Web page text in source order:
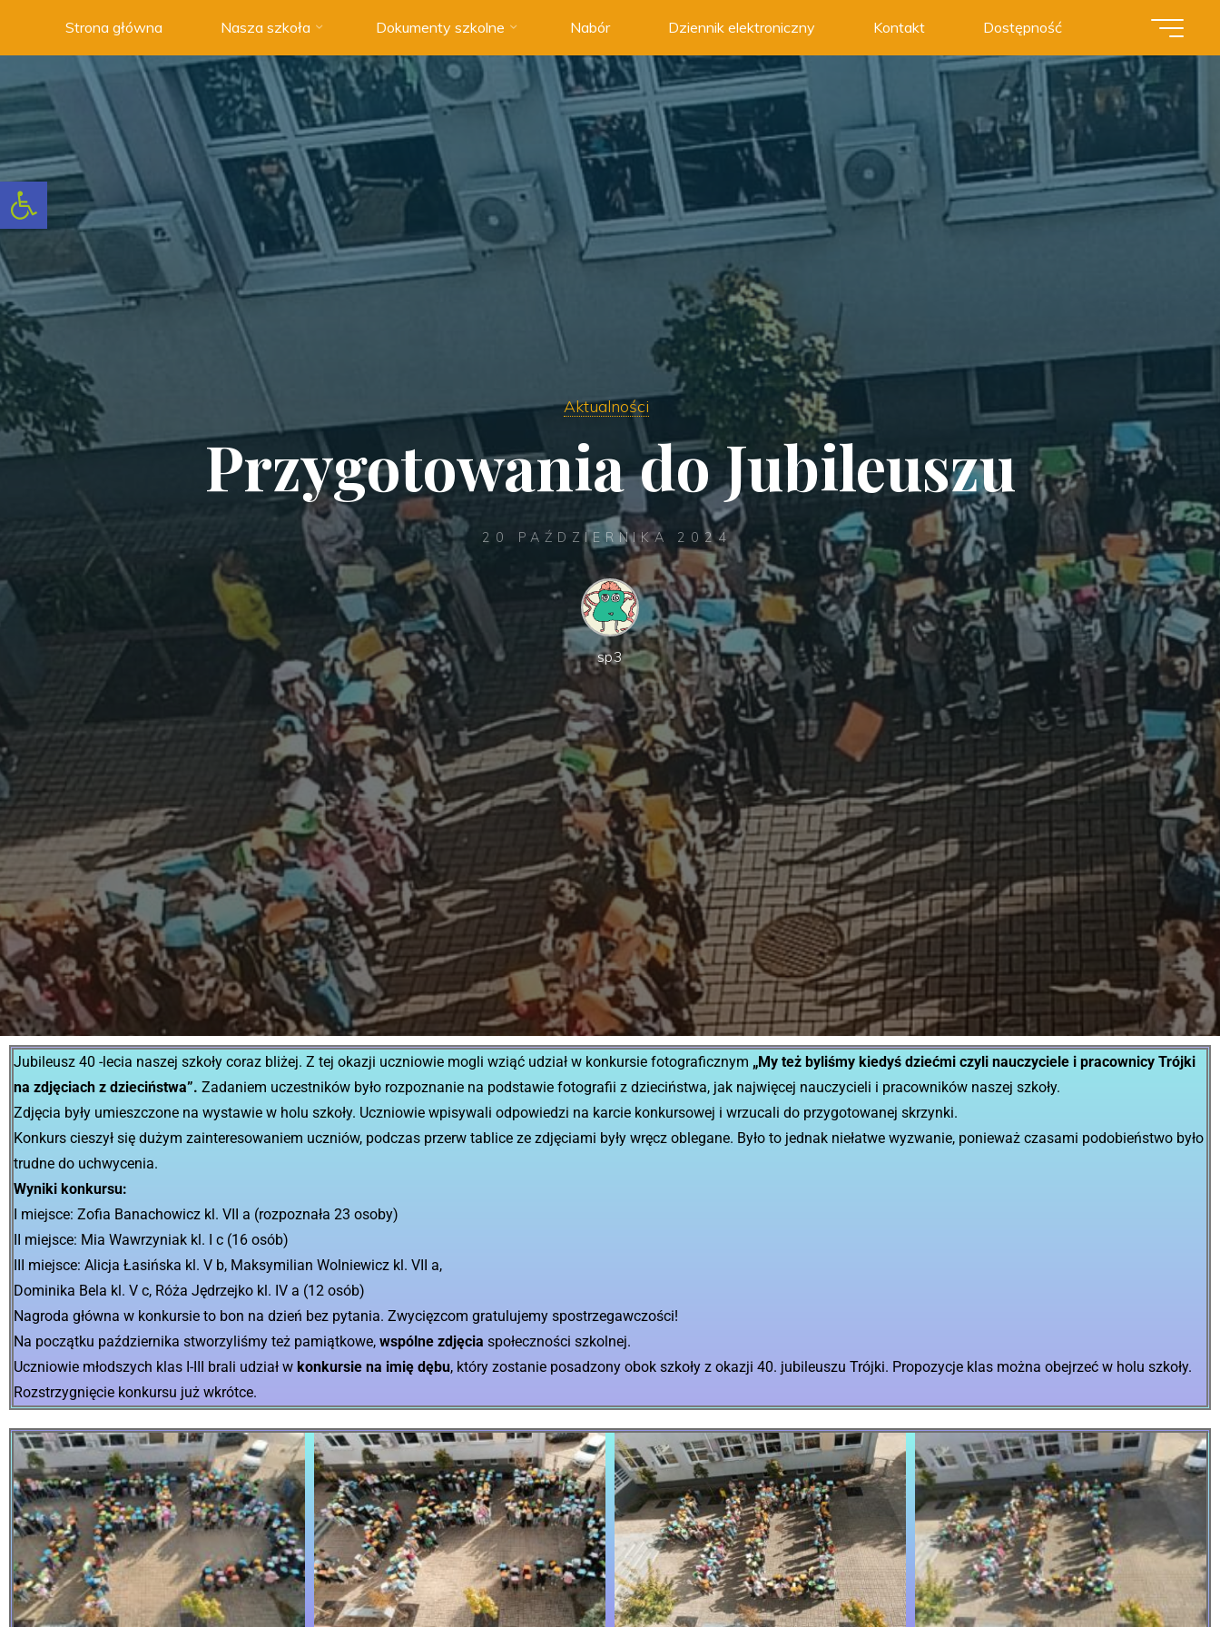
Otwórz pasek narzędzi
Podstawowa
nr 3 w
Swarzędzu
NOWOCZESNA
SZKOŁA
Z
TRADYCJAMI
Strona główna Nasza szkoła Dokumenty szkolne Nabór Dziennik elektroniczny Kontakt Dostępność
Aktualności
Przygotowania do Jubileuszu
20 PAŹDZIERNIKA 2024
sp3
Jubileusz 40 -lecia naszej szkoły coraz bliżej. Z tej okazji uczniowie mogli wziąć udział w konkursie fotograficznym „My też byliśmy kiedyś dziećmi czyli nauczyciele i pracownicy Trójki
na zdjęciach z dzieciństwa”. Zadaniem uczestników było rozpoznanie na podstawie fotografii z dzieciństwa, jak najwięcej nauczycieli i pracowników naszej szkoły.
Zdjęcia były umieszczone na wystawie w holu szkoły. Uczniowie wpisywali odpowiedzi na karcie konkursowej i wrzucali do przygotowanej skrzynki.
Konkurs cieszył się dużym zainteresowaniem uczniów, podczas przerw tablice ze zdjęciami były wręcz oblegane. Było to jednak niełatwe wyzwanie, ponieważ czasami podobieństwo było
trudne do uchwycenia.
Wyniki konkursu:
I miejsce: Zofia Banachowicz kl. VII a (rozpoznała 23 osoby)
II miejsce: Mia Wawrzyniak kl. I c (16 osób)
III miejsce: Alicja Łasińska kl. V b, Maksymilian Wolniewicz kl. VII a,
Dominika Bela kl. V c, Róża Jędrzejko kl. IV a (12 osób)
Nagroda główna w konkursie to bon na dzień bez pytania. Zwycięzcom gratulujemy spostrzegawczości!
Na początku października stworzyliśmy też pamiątkowe, wspólne zdjęcia społeczności szkolnej.
Uczniowie młodszych klas I-III brali udział w konkursie na imię dębu, który zostanie posadzony obok szkoły z okazji 40. jubileuszu Trójki. Propozycje klas można obejrzeć w holu szkoły.
Rozstrzygnięcie konkursu już wkrótce.